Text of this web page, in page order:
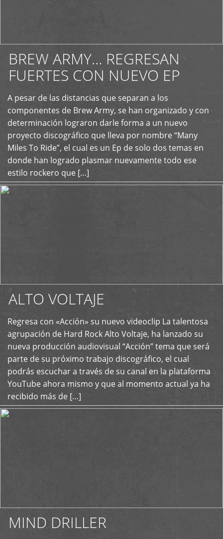
BREW ARMY… REGRESAN
FUERTES CON NUEVO EP
A pesar de las distancias que separan a los
componentes de Brew Army, se han organizado y con
determinación lograron darle forma a un nuevo
proyecto discográfico que lleva por nombre “Many
Miles To Ride”, el cual es un Ep de solo dos temas en
donde han logrado plasmar nuevamente todo ese
estilo rockero que […]
+
ALTO VOLTAJE
Regresa con «Acción» su nuevo videoclip La talentosa
agrupación de Hard Rock Alto Voltaje, ha lanzado su
nueva producción audiovisual “Acción” tema que será
parte de su próximo trabajo discográfico, el cual
podrás escuchar a través de su canal en la plataforma
YouTube ahora mismo y que al momento actual ya ha
recibido más de […]
+
MIND DRILLER